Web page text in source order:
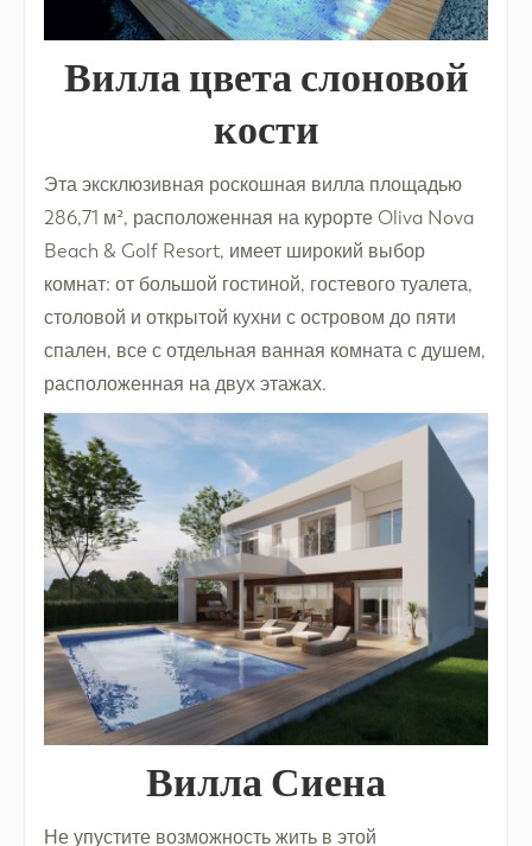
Вилла цвета слоновой
кости
Эта эксклюзивная роскошная вилла площадью
286,71 м², расположенная на курорте Oliva Nova
Beach & Golf Resort, имеет широкий выбор
комнат: от большой гостиной, гостевого туалета,
столовой и открытой кухни с островом до пяти
спален, все с отдельная ванная комната с душем,
расположенная на двух этажах.
Вилла Сиена
Не упустите возможность жить в этой